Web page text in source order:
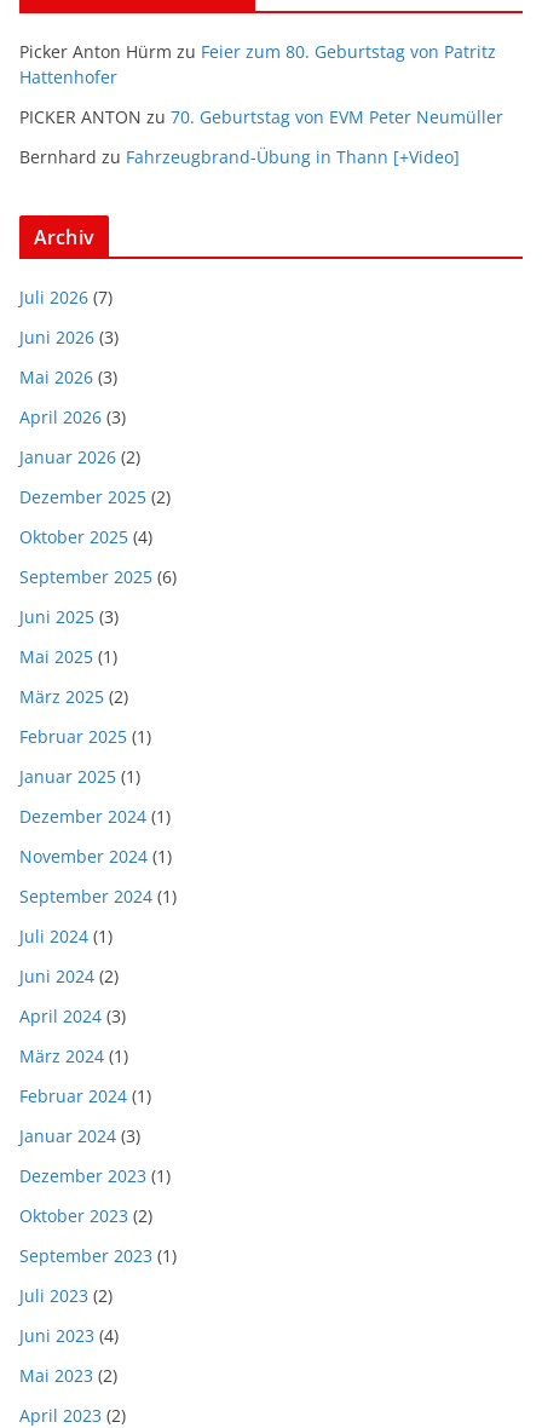
Picker Anton Hürm zu Feier zum 80. Geburtstag von Patritz
Hattenhofer
PICKER ANTON zu 70. Geburtstag von EVM Peter Neumüller
Bernhard zu Fahrzeugbrand-Übung in Thann [+Video]
Archiv
Juli 2026 (7)
Juni 2026 (3)
Mai 2026 (3)
April 2026 (3)
Januar 2026 (2)
Dezember 2025 (2)
Oktober 2025 (4)
September 2025 (6)
Juni 2025 (3)
Mai 2025 (1)
März 2025 (2)
Februar 2025 (1)
Januar 2025 (1)
Dezember 2024 (1)
November 2024 (1)
September 2024 (1)
Juli 2024 (1)
Juni 2024 (2)
April 2024 (3)
März 2024 (1)
Februar 2024 (1)
Januar 2024 (3)
Dezember 2023 (1)
Oktober 2023 (2)
September 2023 (1)
Juli 2023 (2)
Juni 2023 (4)
Mai 2023 (2)
April 2023 (2)